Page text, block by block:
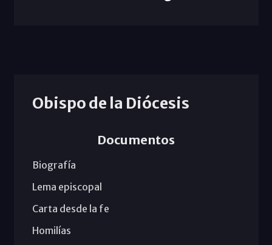
Obispo de la Diócesis
Documentos
Biografía
Lema episcopal
Carta desde la fe
Homilías